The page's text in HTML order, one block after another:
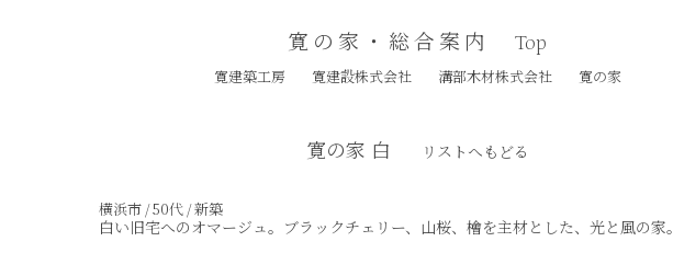
寛の家・総合案内 Top
寛建築工房 寛建設株式会社 溝部木材株式会社 寛の家
寛の家 白 リストへもどる
横浜市 / 50代 / 新築
白い旧宅へのオマージュ。ブラックチェリー、山桜、檜を主材とした、光と風の家。